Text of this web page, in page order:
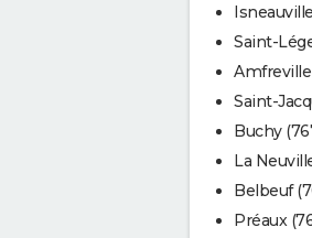
Saint-
Saint-
Buchy
La
Belbeuf
Préaux